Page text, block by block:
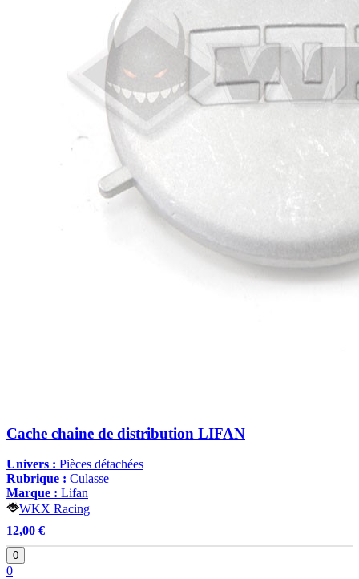
Cache chaine de distribution LIFAN
Univers : Pièces détachées
Rubrique : Culasse
Marque : Lifan
WKX Racing
12,00 €
0
0